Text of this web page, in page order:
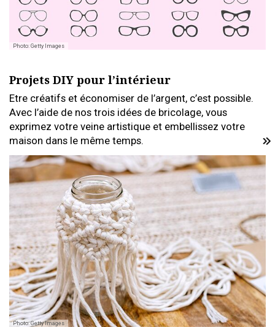
Photo: Getty Images
Projets DIY pour l’intérieur
Etre créatifs et économiser de l’argent, c’est possible.
Avec l’aide de nos trois idées de bricolage, vous
exprimez votre veine artistique et embellissez votre
maison dans le même temps.
Photo: Getty Images